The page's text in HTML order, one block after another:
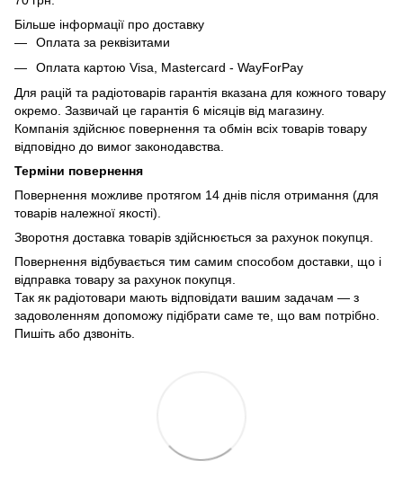
Більше інформації про доставку
Оплата за реквізитами
Оплата картою Visa, Mastercard - WayForPay
Для рацій та радіотоварів гарантія вказана для кожного товару
окремо. Зазвичай це гарантія 6 місяців від магазину.
Компанія здійснює повернення та обмін всіх товарів товару
відповідно до вимог законодавства.
Терміни повернення
Повернення можливе протягом 14 днів після отримання (для
товарів належної якості).
Зворотня доставка товарів здійснюється за рахунок покупця.
Повернення відбувається тим самим способом доставки, що і
відправка товару за рахунок покупця.
Так як радіотовари мають відповідати вашим задачам — з
задоволенням допоможу підібрати саме те, що вам потрібно.
Пишіть або дзвоніть.